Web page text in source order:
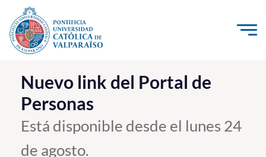
Click acá para ir directamente al contenido
La Universidad
Investigación, Creación e Innovación
PUCV Internacional
Vinculación con el Medio
Nuevo link del Portal de
Personas
Está disponible desde el lunes 24
de agosto.